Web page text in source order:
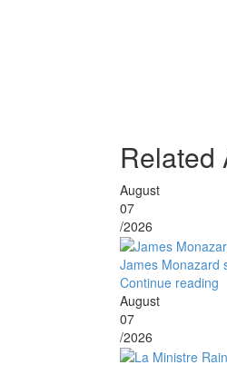
Related
August
07
/2026
James Monazard
Continue reading
August
07
/2026